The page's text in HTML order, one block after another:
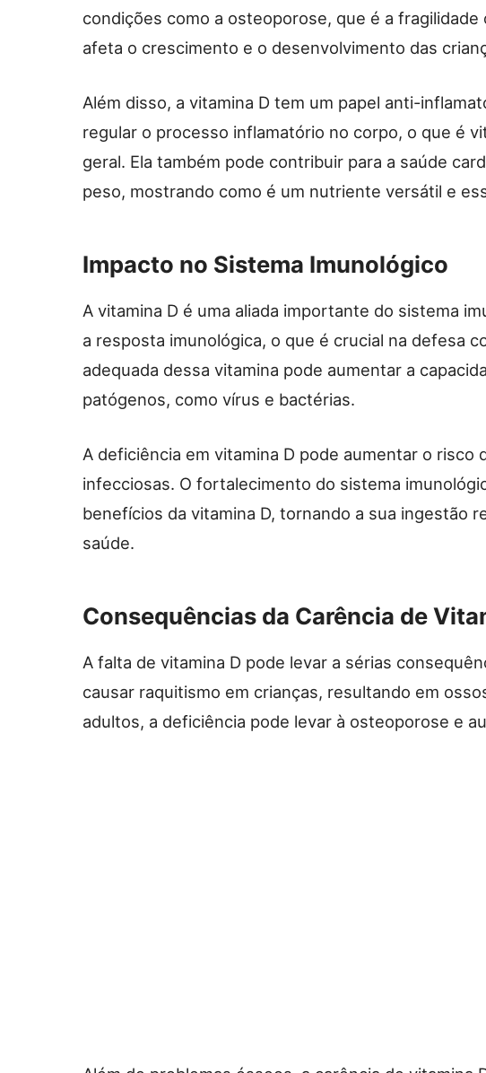
condições como a osteoporose, que é a fragilidade
afeta o crescimento e o desenvolvimento das
Além disso, a vitamina D tem um papel anti-
regular o processo inflamatório no corpo, o que é
geral. Ela também pode contribuir para a saúde
peso, mostrando como é um nutriente versátil e
Impacto no Sistema Imunológico
A vitamina D é uma aliada importante do sistema
a resposta imunológica, o que é crucial na defesa
adequada dessa vitamina pode aumentar a
patógenos, como vírus e bactérias.
A deficiência em vitamina D pode aumentar o risco
infecciosas. O fortalecimento do sistema
benefícios da vitamina D, tornando a sua ingestão
saúde.
Consequências da Carência de
A falta de vitamina D pode levar a sérias
causar raquitismo em crianças, resultando em
adultos, a deficiência pode levar à osteoporose e